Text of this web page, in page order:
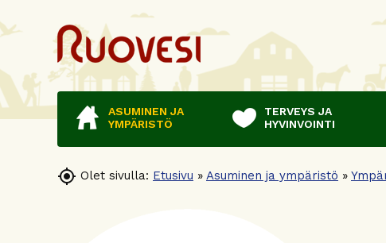
ASUMINEN JA
YMPÄRISTÖ
TERVEYS JA
HYVINVOINTI
 Olet sivulla: Etusivu » Asuminen ja ympäristö »